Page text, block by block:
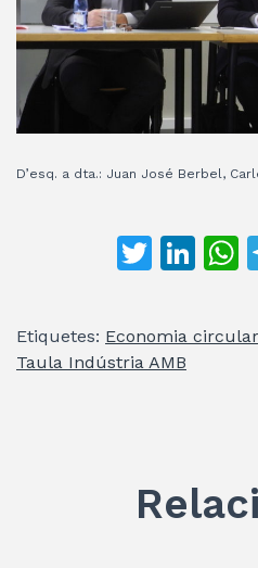
D’esq. a dta.: Juan José Berbel,
T
itt
er
Li
k
e s
Etiquetes: Economia circular
Taula Indústria AMB